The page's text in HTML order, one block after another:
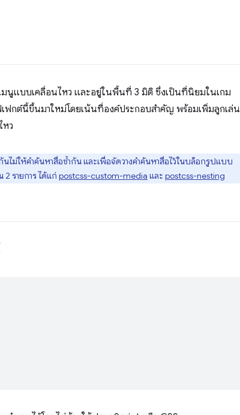
มนูแบบเคลื่อนไหว และอยู่ในพื้นที่ 3 มิติ ซึ่งเป็นที่นิยมในเกม
เฟกต์นี้ขึ้นมาใหม่โดยเน้นที่องค์ประกอบสำคัญ พร้อมเพิ่มลูกเล่น
หว
ไม่ให้คำค้นหาสื่อซ้ำกัน และเพื่อจัดวางคำค้นหาสื่อไว้ในบล็อกรูปแบบ
รายการ ได้แก่ postcss-custom-media และ postcss-nesting